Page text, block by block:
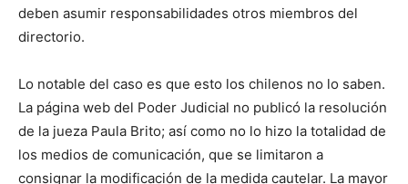
deben asumir responsabilidades otros miembros del
directorio.
Lo notable del caso es que esto los chilenos no lo saben.
La página web del Poder Judicial no publicó la resolución
de la jueza Paula Brito; así como no lo hizo la totalidad de
los medios de comunicación, que se limitaron a
consignar la modificación de la medida cautelar. La mayor